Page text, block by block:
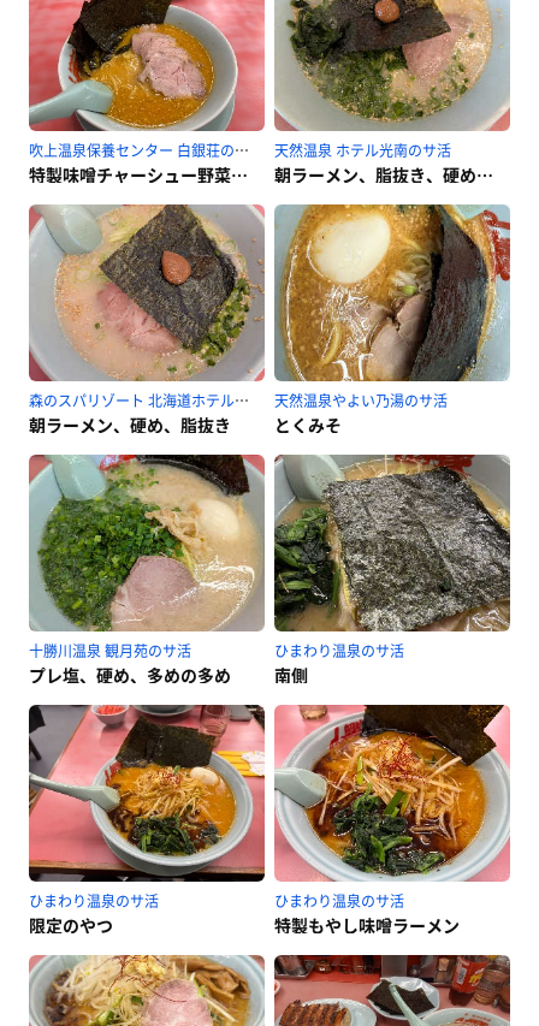
吹上温泉保養センター 白銀荘のサ活
特製味噌チャーシュー野菜抜き
天然温泉 ホテル光南のサ活
朝ラーメン、脂抜き、硬め、ほうれん草
森のスパリゾート 北海道ホテルのサ活
朝ラーメン、硬め、脂抜き
天然温泉やよい乃湯のサ活
とくみそ
十勝川温泉 観月苑のサ活
プレ塩、硬め、多めの多め
ひまわり温泉のサ活
南側
ひまわり温泉のサ活
限定のやつ
ひまわり温泉のサ活
特製もやし味噌ラーメン